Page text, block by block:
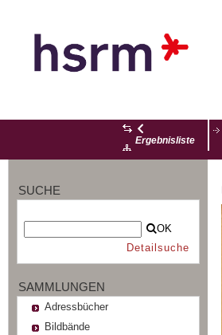
Ergebnisliste
SUCHE
OK
Detailsuche
SAMMLUNGEN
Adressbücher
Bildbände